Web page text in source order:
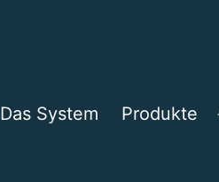
Das System
Produkte